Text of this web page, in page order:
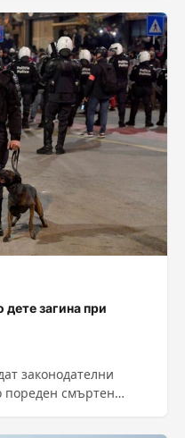
дете загина при
законодателни
пореден смъртен